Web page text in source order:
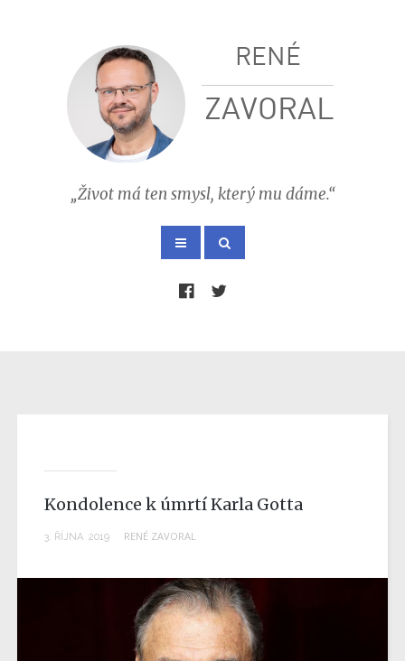
RENÉ
ZAVORAL
„Život má ten smysl, který mu dáme.“
Kondolence k úmrtí Karla Gotta
3. ŘÍJNA 2019 RENÉ ZAVORAL